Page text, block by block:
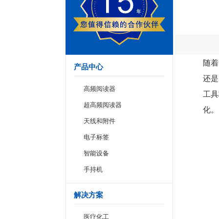
产品中心
高频阅读器
超高频阅读器
天线和附件
电子标签
智能设备
手持机
解决方案
医疗化工
随
还
工
化。